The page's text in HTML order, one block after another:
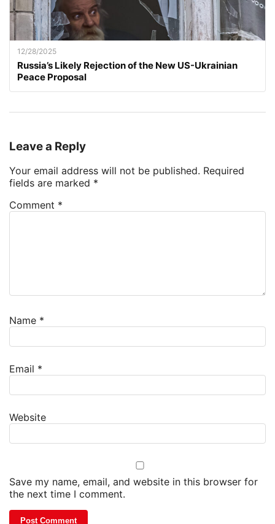
12/28/2025
Russia’s Likely Rejection of the New US-Ukrainian
Peace Proposal
Leave a Reply
Your email address will not be published. Required
fields are marked *
Comment *
Name *
Email *
Website
Save my name, email, and website in this browser for
the next time I comment.